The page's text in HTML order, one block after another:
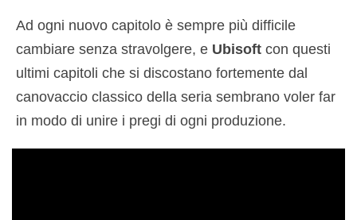
Ad ogni nuovo capitolo è sempre più difficile
cambiare senza stravolgere, e Ubisoft con questi
ultimi capitoli che si discostano fortemente dal
canovaccio classico della seria sembrano voler far
in modo di unire i pregi di ogni produzione.